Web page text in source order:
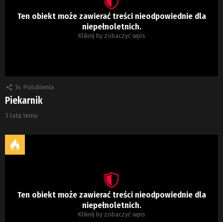
Ten obiekt może zawierać treści nieodpowiednie dla
niepełnoletnich.
Kliknij by zobaczyć wpis
14 Polubienia
Piekarnik
3 lata temu
Ten obiekt może zawierać treści nieodpowiednie dla
niepełnoletnich.
Kliknij by zobaczyć wpis